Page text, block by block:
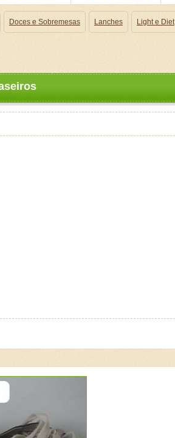
Doces e Sobremesas Lanches Light e Diet